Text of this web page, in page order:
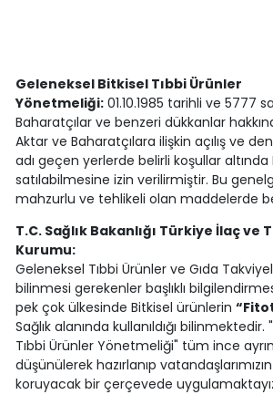
Geleneksel Bitkisel Tıbbi Ürünler
Yönetmeliği:01.10.1985 tarihli ve 5777
Baharatçılar ve benzeri dükkanlar
Aktar ve Baharatçılara ilişkin açılış ve
adı geçen yerlerde belirli koşullar altında
satılabilmesine izin verilirmiştir. Bu
mahzurlu ve tehlikeli olan maddelerde
T.C. Sağlık Bakanlığı Türkiye İlaç ve
Kurumu:
Geleneksel Tıbbi Ürünler ve Gıda
bilinmesi gerekenler başlıklı
pek çok ülkesinde Bitkisel ürünlerin
Sağlık alanında kullanıldığı
Tıbbi Ürünler Yönetmeliği" tüm ince
düşünülerek hazırlanıp vatandaşlarımızın
koruyacak bir çerçevede